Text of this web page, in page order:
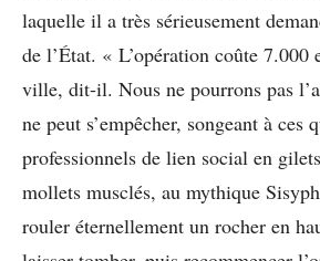
laquelle il a très sérieusement
de l’État. « L’opération coûte 7.000
ville, dit-il. Nous ne pourrons pas
ne peut s’empêcher, songeant à ces
professionnels de lien social en
mollets musclés, au mythique
rouler éternellement un rocher en